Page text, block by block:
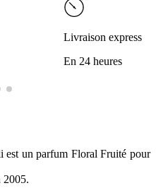
Livraison express
En 24 heures
est un parfum Floral Fruité pour
2005.